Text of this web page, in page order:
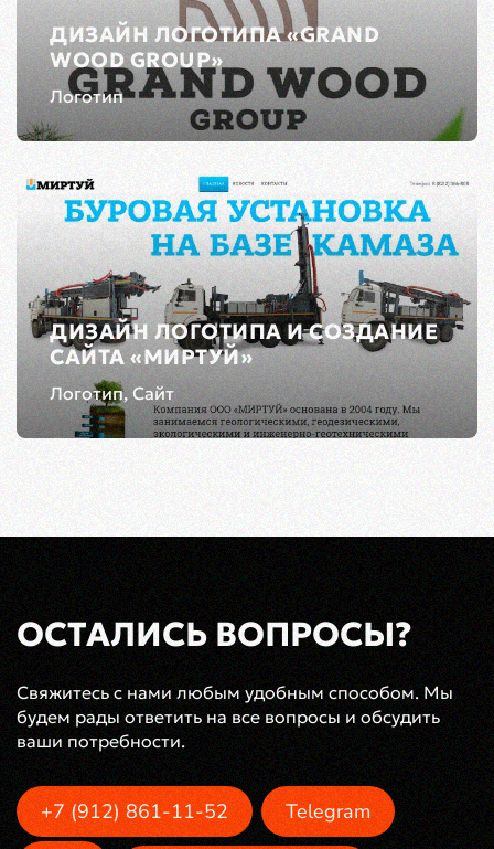
ДИЗАЙН ЛОГОТИПА «GRAND
WOOD GROUP»
Логотип
ДИЗАЙН ЛОГОТИПА И СОЗДАНИЕ
САЙТА «МИРТУЙ»
Логотип, Сайт
ОСТАЛИСЬ ВОПРОСЫ?
Свяжитесь с нами любым удобным способом. Мы
будем рады ответить на все вопросы и обсудить
ваши потребности.
+7 (912) 861-11-52 Telegram